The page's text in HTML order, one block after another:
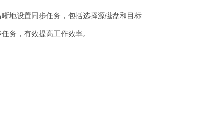
地设置同步任务，包括选择源磁盘和目标
务，有效提高工作效率。